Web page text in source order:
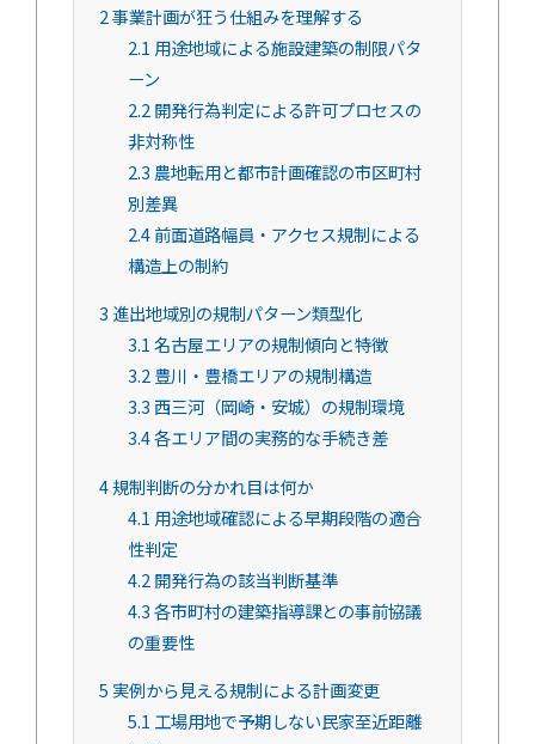
2事業計画が狂う仕組みを理解する
2.1 用途地域による施設建築の制限パタ
ーン
2.2開発行為判定による許可プロセスの
非対称性
2.3 農地転用と都市計画確認の市区町村
別差異
2.4前面道路幅員・アクセス規制による
構造上の制約
3 進出地域別の規制パターン類型化
3.1名古屋エリアの規制傾向と特徴
3.2豊川・豊橋エリアの規制構造
3.3西三河（岡崎・安城）の規制環境
3.4各エリア間の実務的な手続き差
4規制判断の分かれ目は何か
4.1 用途地域確認による早期段階の適合
性判定
4.2開発行為の該当判断基準
4.3各市町村の建築指導課との事前協議
の重要性
5 実例から見える規制による計画変更
5.1 工場用地で予期しない民家至近距離